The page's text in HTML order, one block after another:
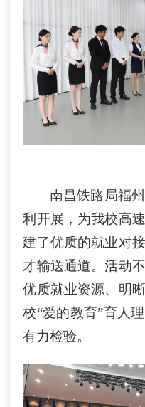
南昌铁路局福
利开展，为我校高
建了优质的就业对
才输送通道。活动
优质就业资源、明
校“爱的教育”育人
有力检验。